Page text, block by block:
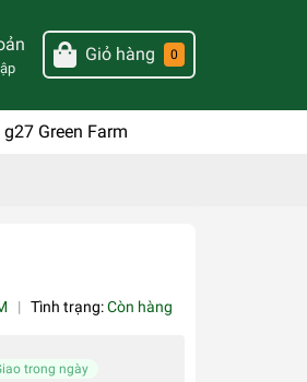
Giỏ hàng 0
Green Farm
| Tình trạng:Còn hàng
trong ngày